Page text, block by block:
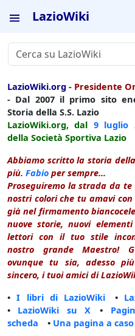
LazioWiki
LazioWiki.org - Presidente
- Dal 2007 il primo sito
Storia della S.S. Lazio
LazioWiki.org, dal 9 luglio
della Società Sportiva Lazio
Abbiamo scritto la storia
più. Fabio per sempre...
Proseguiremo la strada da
nostri colori che tu amavi
già nel firmamento
nuove storie, nuovi
lettori con il tuo stile
nostro grande Maestro!
ovunque tu sia, adesso
sincero, i tuoi amici di
•I libri di LazioWiki •
• LazioWiki su X •
scheda • Una pagina a caso